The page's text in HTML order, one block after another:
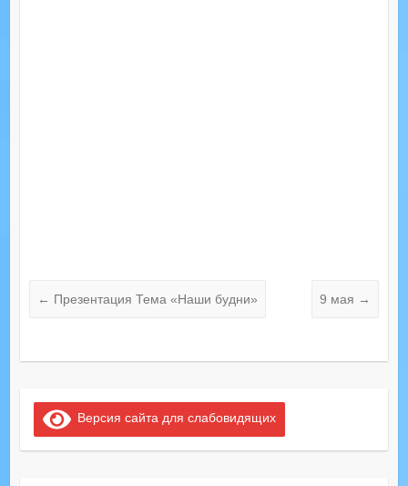
← Презентация Тема «Наши будни» 9 мая →
Версия сайта для слабовидящих